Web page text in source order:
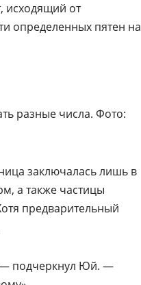
исходящий от
определенных пятен на
разные числа. Фото:
заключалась лишь в
а также частицы
предварительный
— подчеркнул Юй. —